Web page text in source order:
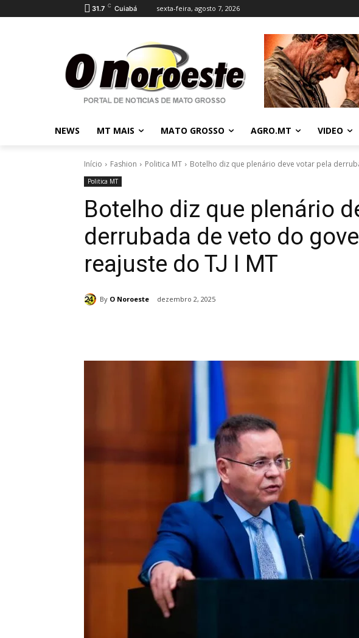
31.7 C Cuiabá sexta-feira, agosto 7, 2026
NEWS MT MAIS MATO GROSSO AGRO.MT VIDEO
Início Fashion Politica MT Botelho diz que plenário deve votar pela
Politica MT
Botelho diz que plenário
derrubada de veto do
reajuste do TJ I MT
By O Noroeste dezembro 2, 2025